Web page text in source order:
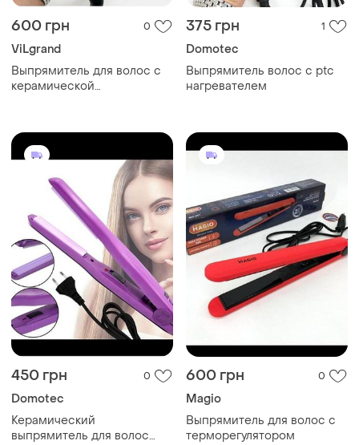
600 грн 0
ViLgrand
Выпрямитель для волос с
керамической
375 грн 1
Domotec
Выпрямитель волос с ptc
нагревателем
450 грн 0
Domotec
Керамический
выпрямитель для волос
600 грн 0
Magio
Выпрямитель для волос с
терморегулятором